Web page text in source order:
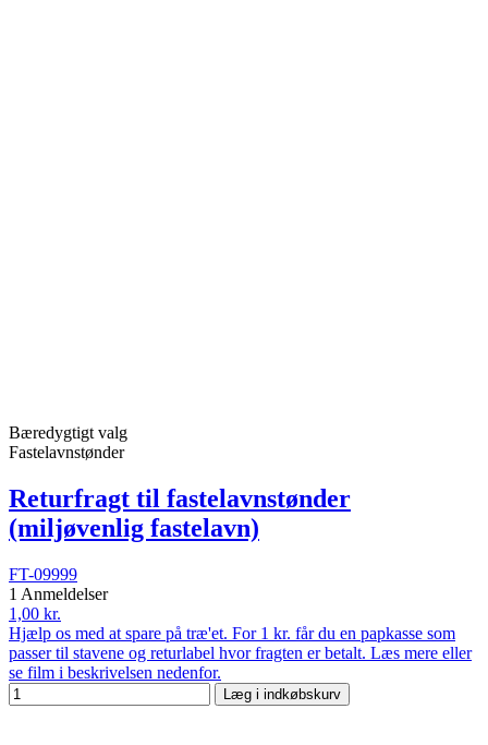
Bæredygtigt valg
Fastelavnstønder
Returfragt til fastelavnstønder
(miljøvenlig fastelavn)
FT-09999
1 Anmeldelser
1,00 kr.
Hjælp os med at spare på træ'et. For 1 kr. får du en papkasse som
passer til stavene og returlabel hvor fragten er betalt. Læs mere eller
se film i beskrivelsen nedenfor.
Læg i indkøbskurv